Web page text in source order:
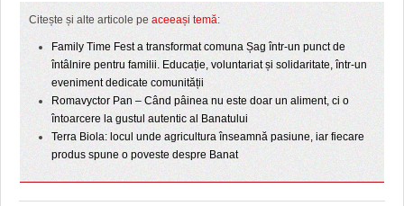
Citește și alte articole pe aceeași temă:
Family Time Fest a transformat comuna Șag într-un punct de
întâlnire pentru familii. Educație, voluntariat și solidaritate, într-un
eveniment dedicate comunității
Romavyctor Pan – Când pâinea nu este doar un aliment, ci o
întoarcere la gustul autentic al Banatului
Terra Biola: locul unde agricultura înseamnă pasiune, iar fiecare
produs spune o poveste despre Banat